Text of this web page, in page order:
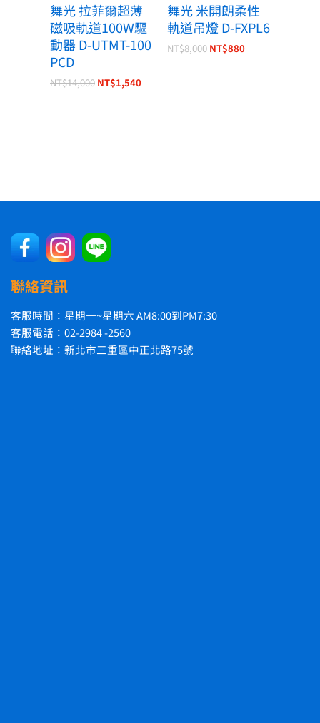
舞光 拉菲爾超薄
磁吸軌道100W驅
動器 D-UTMT-100
PCD
NT$14,000 NT$1,540
舞光 米開朗柔性
軌道吊燈 D-FXPL6
NT$8,000 NT$880
聯絡資訊
客服時間：星期一~星期六 AM8:00到PM7:30
客服電話：02-2984 -2560
聯絡地址：新北市三重區中正北路75號